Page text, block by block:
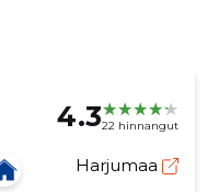
4.322 hinnangut
Harjumaa